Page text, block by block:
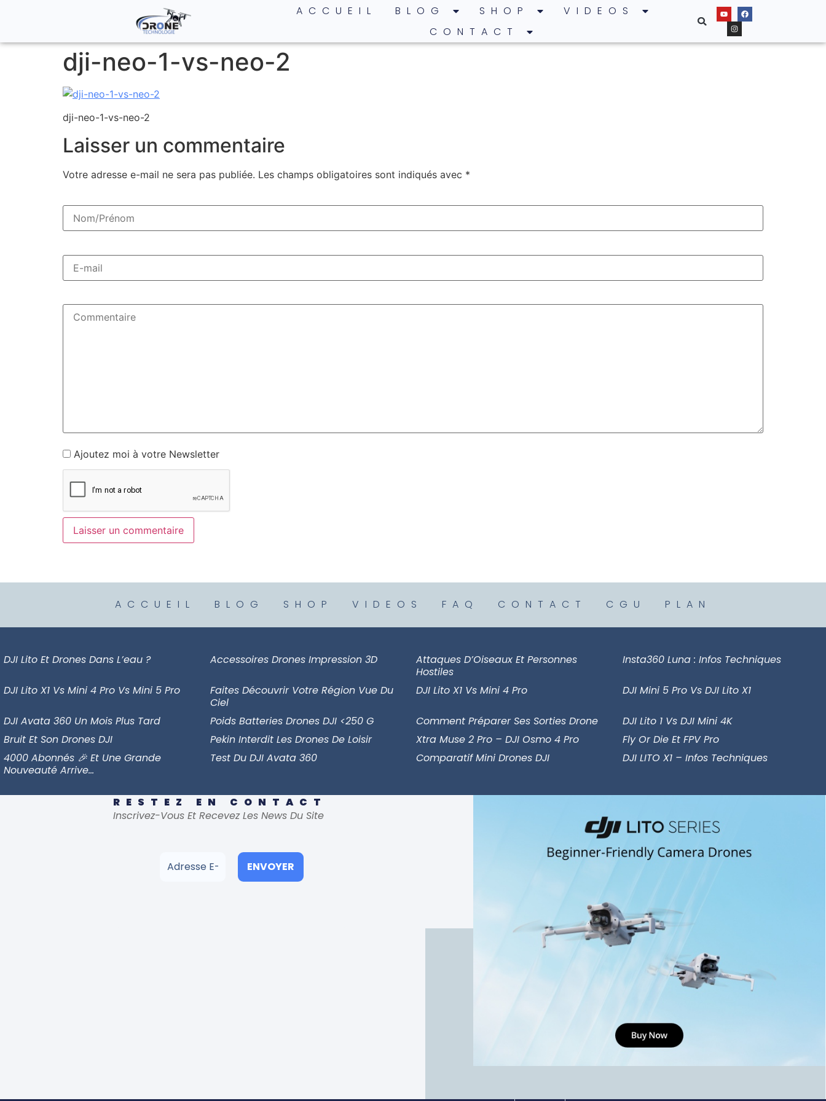
ACCUEIL BLOG SHOP
VIDEOS
CONTACT
dji-neo-1-vs-neo-2
dji-neo-1-vs-neo-2
Laisser un commentaire
Votre adresse e-mail ne sera pas publiée. Les champs obligatoires sont indiqués avec *
Ajoutez moi à votre Newsletter
ACCUEIL BLOG SHOP VIDEOS FAQ CONTACT CGU PLAN
DJI Lito Et Drones Dans L’eau ? Accessoires Drones Impression 3D
Attaques D’Oiseaux Et Personnes
Hostiles
Insta360 Luna : Infos Techniques
DJI Lito X1 Vs Mini 4 Pro Vs Mini 5 Pro
Faites Découvrir Votre Région Vue Du
Ciel
DJI Lito X1 Vs Mini 4 Pro DJI Mini 5 Pro Vs DJI Lito X1
DJI Avata 360 Un Mois Plus Tard Poids Batteries Drones DJI <250 G Comment Préparer Ses Sorties Drone
DJI Lito 1 Vs DJI Mini 4K
Bruit Et Son Drones DJI
Pekin Interdit Les Drones De Loisir Xtra Muse 2 Pro – DJI Osmo 4 Pro
Fly Or Die Et FPV Pro
4000 Abonnés 🎉 Et Une Grande
Nouveauté Arrive…
Test Du DJI Avata 360 Comparatif Mini Drones DJI DJI LITO X1 – Infos Techniques
RESTEZ EN CONTACT
Inscrivez-Vous Et Recevez Les News Du Site